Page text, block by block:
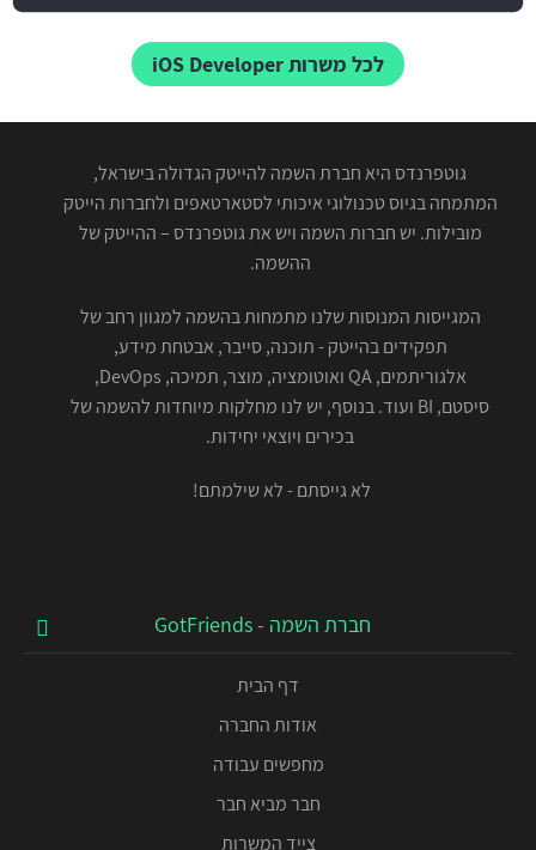
לכל משרות iOS Developer
גוטפרנדס היא חברת השמה להייטק הגדולה בישראל,
המתמחה בגיוס טכנולוגי איכותי לסטארטאפים ולחברות הייטק
מובילות. יש חברות השמה ויש את גוטפרנדס – ההייטק של
ההשמה.
המגייסות המנוסות שלנו מתמחות בהשמה למגוון רחב של
תפקידים בהייטק - תוכנה, סייבר, אבטחת מידע,
אלגוריתמים, QA ואוטומציה, מוצר, תמיכה, DevOps,
סיסטם, BI ועוד. בנוסף, יש לנו מחלקות מיוחדות להשמה של
בכירים ויוצאי יחידות.
לא גייסתם - לא שילמתם!
חברת השמה - GotFriends
דף הבית
אודות החברה
מחפשים עבודה
חבר מביא חבר
צייד המשרות